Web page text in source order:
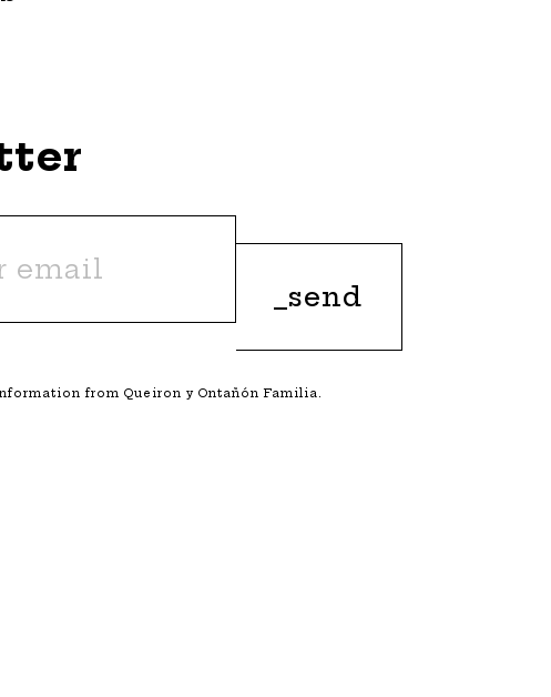
from Queiron y Ontañón Familia.